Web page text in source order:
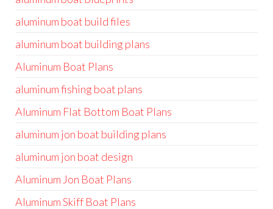
aluminum boat build files
aluminum boat building plans
Aluminum Boat Plans
aluminum fishing boat plans
Aluminum Flat Bottom Boat Plans
aluminum jon boat building plans
aluminum jon boat design
Aluminum Jon Boat Plans
Aluminum Skiff Boat Plans